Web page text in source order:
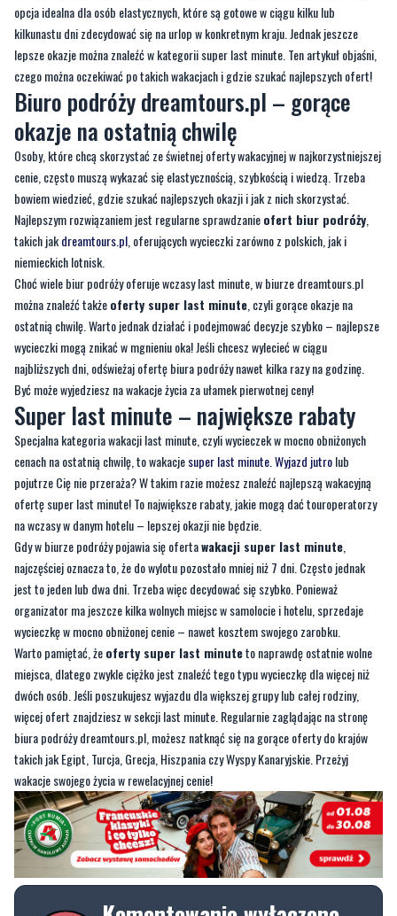
czego można oczekiwać po takich wakacjach i gdzie szukać najlepszych ofert!
Biuro podróży dreamtours.pl – gorące
okazje na ostatnią chwilę
Osoby, które chcą skorzystać ze świetnej oferty wakacyjnej w najkorzystniejszej
cenie, często muszą wykazać się elastycznością, szybkością i wiedzą. Trzeba
bowiem wiedzieć, gdzie szukać najlepszych okazji i jak z nich skorzystać.
Najlepszym rozwiązaniem jest regularne sprawdzanieofert biur podróży,
takich jakdreamtours.pl, oferujących wycieczki zarówno z polskich, jak i
niemieckich lotnisk.
Choć wiele biur podróży oferuje wczasy last minute, w biurze dreamtours.pl
można znaleźć takżeoferty super last minute, czyli gorące okazje na
ostatnią chwilę. Warto jednak działać i podejmować decyzje szybko – najlepsze
wycieczki mogą znikać w mgnieniu oka! Jeśli chcesz wylecieć w ciągu
najbliższych dni, odświeżaj ofertę biura podróży nawet kilka razy na godzinę.
Być może wyjedziesz na wakacje życia za ułamek pierwotnej ceny!
Super last minute – największe rabaty
Specjalna kategoria wakacji last minute, czyli wycieczek w mocno obniżonych
cenach na ostatnią chwilę, to wakacjesuper last minute. Wyjazd jutro
pojutrze Cię nie przeraża? W takim razie możesz znaleźć najlepszą wakacyjną
ofertę super last minute! To największe rabaty, jakie mogą dać touroperatorzy
na wczasy w danym hotelu – lepszej okazji nie będzie.
Gdy w biurze podróży pojawia się ofertawakacji super last minute,
najczęściej oznacza to, że do wylotu pozostało mniej niż 7 dni. Często jednak
jest to jeden lub dwa dni. Trzeba więc decydować się szybko. Ponieważ
organizator ma jeszcze kilka wolnych miejsc w samolocie i hotelu, sprzedaje
wycieczkę w mocno obniżonej cenie – nawet kosztem swojego zarobku.
Warto pamiętać, żeoferty super last minuteto naprawdę ostatnie wolne
miejsca, dlatego zwykle ciężko jest znaleźć tego typu wycieczkę dla więcej niż
dwóch osób. Jeśli poszukujesz wyjazdu dla większej grupy lub całej rodziny,
więcej ofert znajdziesz w sekcji last minute. Regularnie zaglądając na stronę
biura podróży dreamtours.pl, możesz natknąć się na gorące oferty do krajów
takich jak Egipt, Turcja, Grecja, Hiszpania czy Wyspy Kanaryjskie. Przeżyj
wakacje swojego życia w rewelacyjnej cenie!
Komentowanie wyłączone
Ten artykuł nie umożliwia dodawania